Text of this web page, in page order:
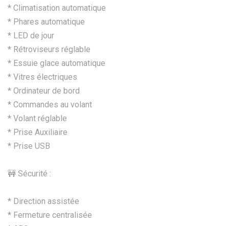
* Climatisation automatique
* Phares automatique
* LED de jour
* Rétroviseurs réglable
* Essuie glace automatique
* Vitres électriques
* Ordinateur de bord
* Commandes au volant
* Volant réglable
* Prise Auxiliaire
* Prise USB
🚧 Sécurité :
* Direction assistée
* Fermeture centralisée